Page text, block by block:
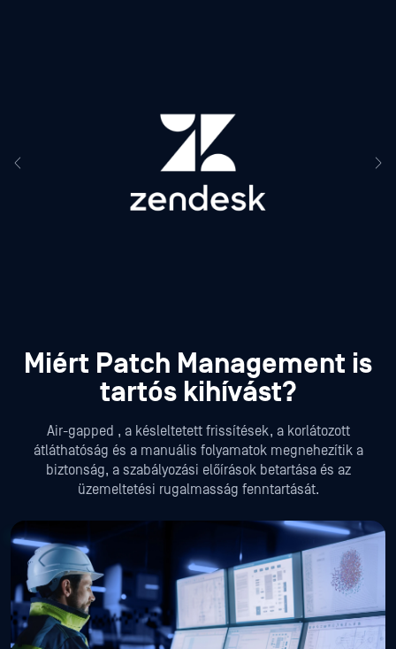
Miért Patch Management is
tartós kihívást?
Air-gapped , a késleltetett frissítések, a korlátozott
átláthatóság és a manuális folyamatok megnehezítik a
biztonság, a szabályozási előírások betartása és az
üzemeltetési rugalmasság fenntartását.
Air-Gapped
Az elszigetelt OT-, ICS- és elkülönített környezetekben
található eszközök frissítése jelentős kézi munkát és
koordinációt igényel. A legtöbb IT-központú frissítő eszköz
a hálózati peremig terjed, így ezek a szegmensek teljesen